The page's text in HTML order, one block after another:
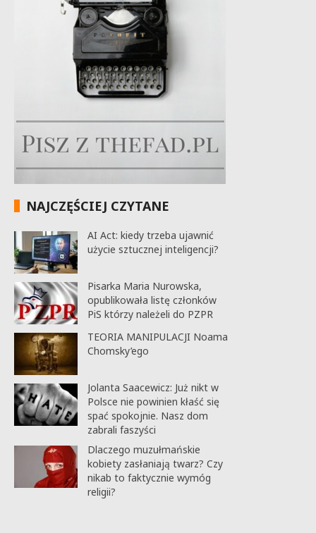
NAJCZĘŚCIEJ CZYTANE
AI Act: kiedy trzeba ujawnić
użycie sztucznej inteligencji?
Pisarka Maria Nurowska,
opublikowała listę członków
PiS którzy należeli do PZPR
TEORIA MANIPULACJI Noama
Chomsky’ego
Jolanta Saacewicz: Już nikt w
Polsce nie powinien kłaść się
spać spokojnie. Nasz dom
zabrali faszyści
Dlaczego muzułmańskie
kobiety zasłaniają twarz? Czy
nikab to faktycznie wymóg
religii?